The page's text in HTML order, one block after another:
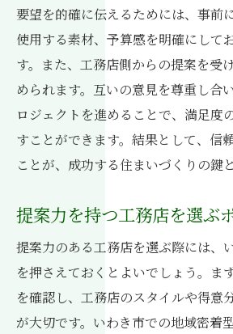
要望を的確に伝えるためには、事前
使用する素材、予算感を明確にして
す。また、工務店側からの提案を受
められます。互いの意見を尊重し合
ロジェクトを進めることで、満足度
すことができます。結果として、信
ことが、成功する住まいづくりの鍵
提案力を持つ工務店を選ぶ
提案力のある工務店を選ぶ際には、
を押さえておくとよいでしょう。ま
を確認し、工務店のスタイルや得意
が大切です。いわき市での地域密着